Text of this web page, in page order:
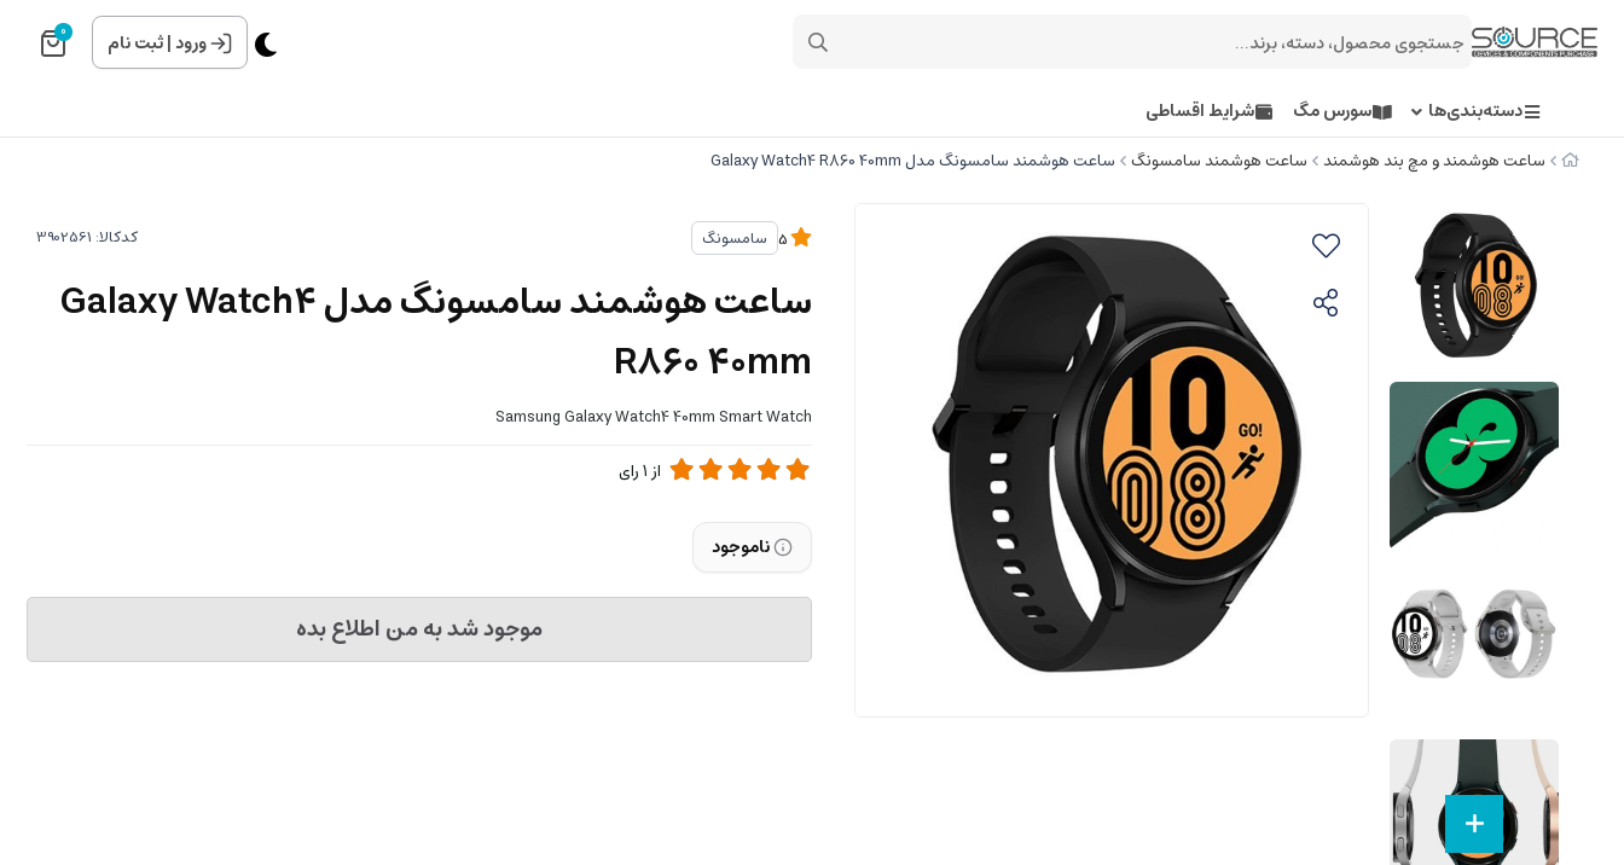
ورود|ثبت نام 0
دسته‌بندی‌ها سورس مگ شرایط اقساطی
ساعت هوشمند و مچ بند هوشمند ساعت هوشمند سامسونگ ساعت هوشمند سامسونگ مدل Galaxy Watch4 R860 40mm
سامسونگ کدکالا:
ساعت هوشمند سامسونگ مدل Galaxy Watch4
R860 40mm
Samsung Galaxy Watch4 40mm Smart Watch
از1رای
ناموجود
موجود شد به من اطلاع بده